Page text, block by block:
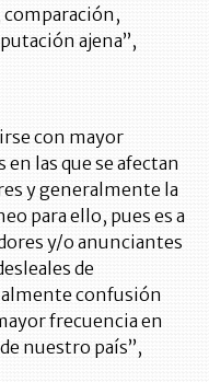
ajena”,
con mayor
las que se afectan
y generalmente la
para ello, pues es a
y/o anunciantes
de
confusión
frecuencia en
nuestro país”,